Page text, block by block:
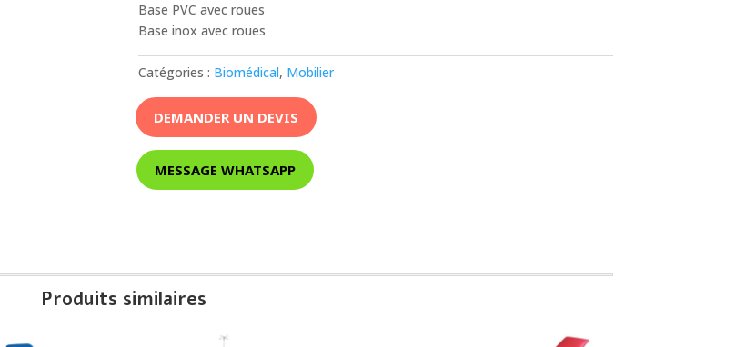
Base PVC avec roues
Base inox avec roues
Catégories : Biomédical, Mobilier
DEMANDER UN DEVIS
MESSAGE WHATSAPP
Produits similaires